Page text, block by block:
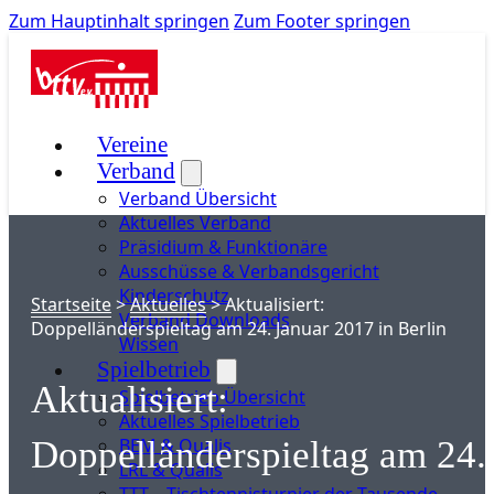
Zum Hauptinhalt springen Zum Footer springen
Vereine
Verband
Verband Übersicht
Aktuelles Verband
Präsidium & Funktionäre
Ausschüsse & Verbandsgericht
Kinderschutz
Verband Downloads
Wissen
Spielbetrieb
Spielbetrieb Übersicht
Aktuelles Spielbetrieb
BEM & Qualis
LRL & Qualis
Startseite>Aktuelles>Aktualisiert:
Doppelländerspieltag am 24. Januar 2017 in Berlin
Aktualisiert:
Doppelländerspieltag am 24.